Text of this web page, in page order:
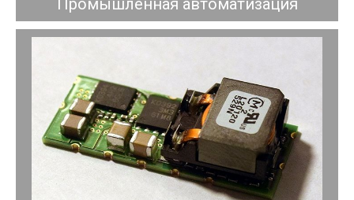
Промышленная автоматизация